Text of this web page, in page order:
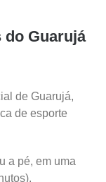
Guarujá
de Guarujá,
de esporte
a pé, em uma